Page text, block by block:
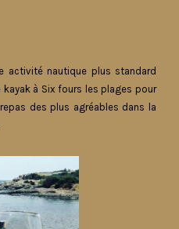
activité nautique plus standard
à Six fours les plages pour
des plus agréables dans la